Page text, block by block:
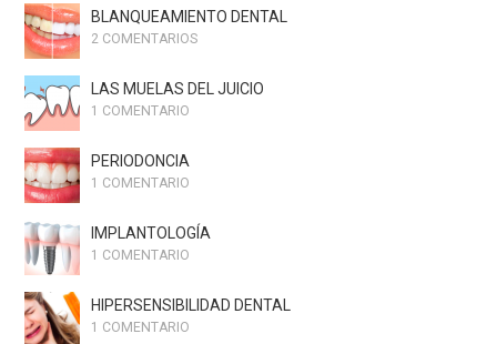
BLANQUEAMIENTO DENTAL
2 COMENTARIOS
LAS MUELAS DEL JUICIO
1 COMENTARIO
PERIODONCIA
1 COMENTARIO
IMPLANTOLOGÍA
1 COMENTARIO
HIPERSENSIBILIDAD DENTAL
1 COMENTARIO